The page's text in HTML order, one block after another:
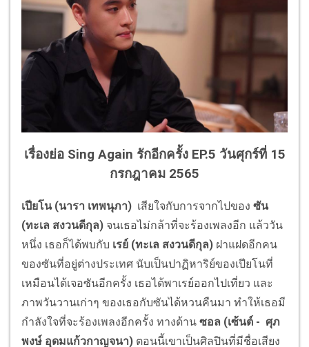
เรื่องย่อ Sing Again รักอีกครั้ง EP.5 วันศุกร์ที่ 15
กรกฎาคม 2565
เปียโน (นารา เทพนุภา) เสียใจกับการจากไปของ ซัน
(ทะเล สงวนดีกุล) จนเธอไม่กล้าที่จะร้องเพลงอีก แล้ววัน
หนึ่ง เธอก็ได้พบกับ เรย์ (ทะเล สงวนดีกุล) ฝาแฝดอีกคน
ของซันที่อยู่ต่างประเทศ นับเป็นปาฏิหาริย์ของเปียโนที่
เหมือนได้เจอซันอีกครั้ง เธอได้พาเรย์ออกไปเที่ยว และ
ภาพวันวานเก่าๆ ของเธอกับซันได้หวนคืนมา ทำให้เธอมี
กำลังใจที่จะร้องเพลงอีกครั้ง ทางด้าน ซอล (เซ้นต์ - ศุภ
พงษ์ อุดมแก้วกาญจนา) ตอนนี้เขาเป็นศิลปินที่มีชื่อเสียง